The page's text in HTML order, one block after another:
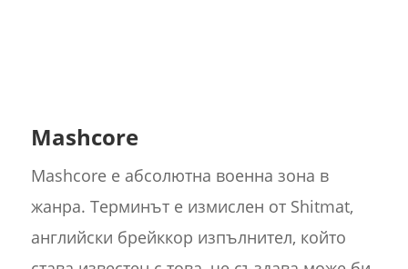
Mashcore
Mashcore е абсолютна военна зона в
жанра. Терминът е измислен от Shitmat,
английски брейккор изпълнител, който